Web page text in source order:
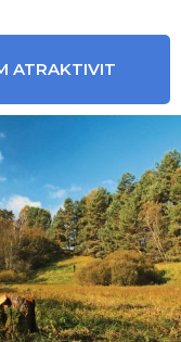
ATRAKTIVIT